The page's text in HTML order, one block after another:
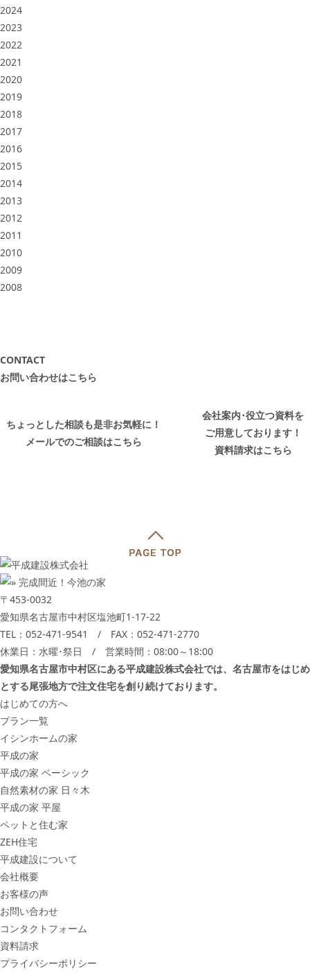
2024
2023
2022
2021
2020
2019
2018
2017
2016
2015
2014
2013
2012
2011
2010
2009
2008
CONTACT
お問い合わせはこちら
ちょっとした相談も是非お気軽に！
メールでのご相談はこちら
会社案内･役立つ資料を
ご用意しております！
資料請求はこちら
〒453-0032
愛知県名古屋市中村区塩池町1-17-22
TEL： 052-471-9541
/ FAX：052-471-2770
休業日：水曜･祭日 / 営業時間：08:00～18:00
愛知県名古屋市中村区にある平成建設株式会社では、名古屋市をはじめ
とする尾張地方で注文住宅を創り続けております。
はじめての方へ
プラン一覧
イシンホームの家
平成の家
平成の家 ベーシック
自然素材の家 日々木
平成の家 平屋
ペットと住む家
ZEH住宅
平成建設について
会社概要
お客様の声
お問い合わせ
コンタクトフォーム
資料請求
プライバシーポリシー